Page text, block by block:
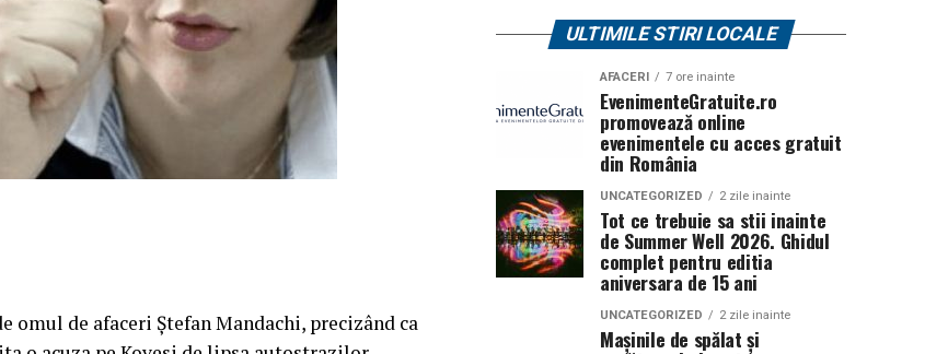
omul de afaceri Ștefan Mandachi, precizând ca
ULTIMILE STIRI LOCALE
AFACERI 7 ore inainte
EvenimenteGratuite.ro
promovează online
evenimentele cu acces gratuit
din România
UNCATEGORIZED 2 zile inainte
Tot ce trebuie sa stii inainte
de Summer Well 2026. Ghidul
complet pentru editia
aniversara de 15 ani
UNCATEGORIZED 2 zile inainte
Mașinile de spălat și